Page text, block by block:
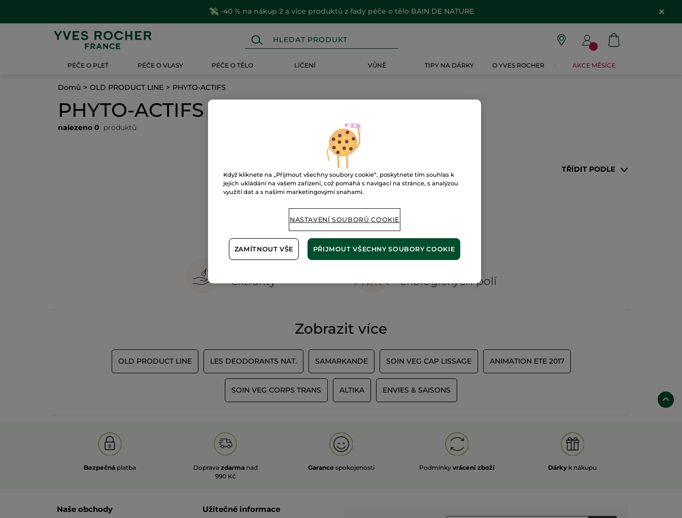
-40 % na nákup 2 a více produktů z řady péče o tělo BAIN DE NATURE
PÉČE O PLEŤ PÉČE O VLASY PÉČE O TĚLO LÍČENÍ VŮNĚ TIPY NA DÁRKY O YVES ROCHER AKCE MĚSÍCE
Domů OLD PRODUCT LINE PHYTO-ACTIFS
PHYTO-ACTIFS
nalezeno 0 produktů
TŘÍDIT PODLE
extrakty
ekologických polí
Zobrazit více
OLD PRODUCT LINE LES DEODORANTS NAT. SAMARKANDE SOIN VEG CAP LISSAGE ANIMATION ETE 2017
SOIN VEG CORPS TRANS ALTIKA ENVIES & SAISONS
Bezpečná platba Doprava zdarma nad
990 Kč
Garance spokojenosti Podmínky vrácení zboží Dárky k nákupu
Naše obchody Užitečné informace
Když kliknete na „Přijmout všechny soubory cookie“, poskytnete tím souhlas k
jejich ukládání na vašem zařízení, což pomáhá s navigací na stránce, s analýzou
využití dat a s našimi marketingovými snahami.
NASTAVENÍ SOUBORŮ COOKIE
ZAMÍTNOUT VŠE PŘIJMOUT VŠECHNY SOUBORY COOKIE